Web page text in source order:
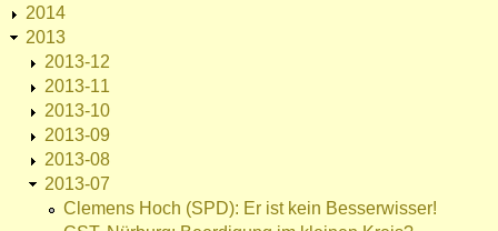
2014
2013
2013-12
2013-11
2013-10
2013-09
2013-08
2013-07
Clemens Hoch (SPD): Er ist kein Besserwisser!